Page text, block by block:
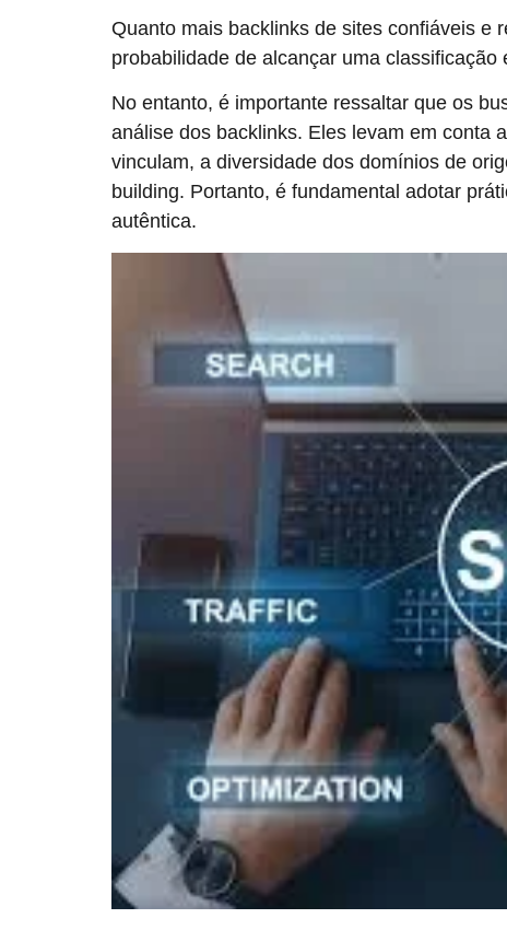
Quanto mais backlinks de sites confiáveis e
probabilidade de alcançar uma
No entanto, é importante ressaltar que os
análise dos backlinks. Eles levam em conta
vinculam, a diversidade dos domínios de
building. Portanto, é fundamental adotar
autêntica.